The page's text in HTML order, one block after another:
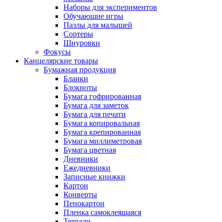
Наборы для экспериментов
Обучающие игры
Пазлы для малышей
Сортеры
Шнуровки
Фокусы
Канцелярские товары
Бумажная продукция
Бланки
Блокноты
Бумага гофрированная
Бумага для заметок
Бумага для печати
Бумага копировальная
Бумага крепированная
Бумага миллиметровая
Бумага цветная
Дневники
Ежедневники
Записные книжки
Картон
Конверты
Пенокартон
Пленка самоклеящаяся